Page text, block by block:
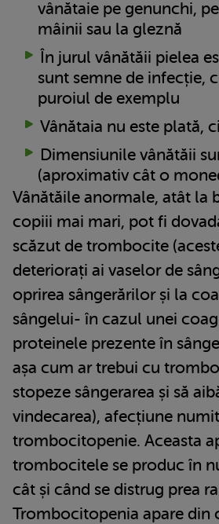
vânătaie pe genunchi,
mâinii sau la gleznă
În jurul vânătăii pielea
sunt semne de infecție,
puroiul de exemplu
Vânătaia nu este plată,
Dimensiunile vânătăii
(aproximativ cât o
Vânătăile anormale, atât la
copiii mai mari, pot fi
scăzut de trombocite
deteriorați ai vaselor de
oprirea sângerărilor și la
sângelui- în cazul unei
proteinele prezente în
așa cum ar trebui cu
stopeze sângerarea și să
vindecarea), afecțiune
trombocitopenie. Aceasta
trombocitele se produc în
cât și când se distrug prea
Trombocitopenia apare din